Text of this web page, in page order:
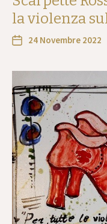
la violenza
24 Novembre 2022